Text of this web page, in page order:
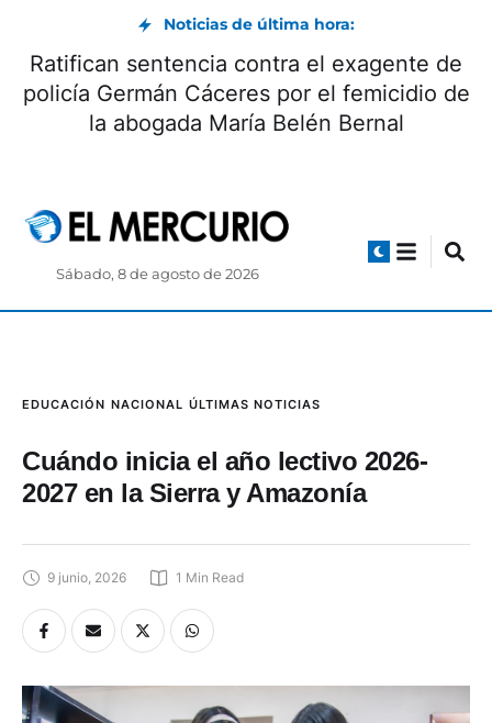
Noticias de última hora:
Ratifican sentencia contra el exagente de
policía Germán Cáceres por el femicidio de
la abogada María Belén Bernal
Sábado, 8 de agosto de 2026
EDUCACIÓN NACIONAL ÚLTIMAS NOTICIAS
Cuándo inicia el año lectivo 2026-
2027 en la Sierra y Amazonía
9 junio, 2026 1 Min Read